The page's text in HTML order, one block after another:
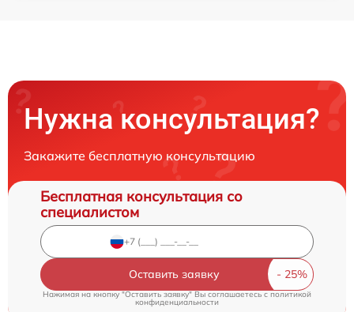
Нужна консультация?
Закажите бесплатную консультацию
Бесплатная консультация со
специалистом
Оставить заявку
Нажимая на кнопку "Оставить заявку" Вы соглашаетесь cполитикой
конфиденциальности